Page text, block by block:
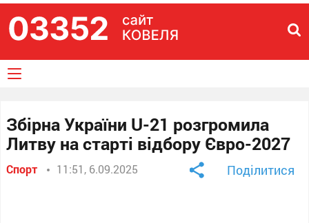
Збірна України U-21 розгромила
Литву на старті відбору Євро-2027
Спорт 11:51, 6.09.2025 Поділитися